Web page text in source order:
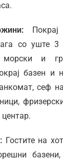
со уште
морски и
базен и
сеф
Гостите на
базени,